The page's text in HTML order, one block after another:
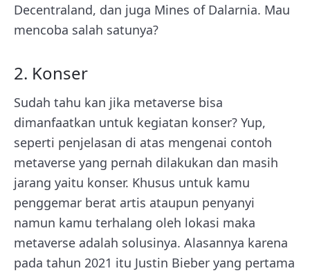
Decentraland, dan juga Mines of Dalarnia. Mau
mencoba salah satunya?
2. Konser
Sudah tahu kan jika metaverse bisa
dimanfaatkan untuk kegiatan konser? Yup,
seperti penjelasan di atas mengenai contoh
metaverse yang pernah dilakukan dan masih
jarang yaitu konser. Khusus untuk kamu
penggemar berat artis ataupun penyanyi
namun kamu terhalang oleh lokasi maka
metaverse adalah solusinya. Alasannya karena
pada tahun 2021 itu Justin Bieber yang pertama